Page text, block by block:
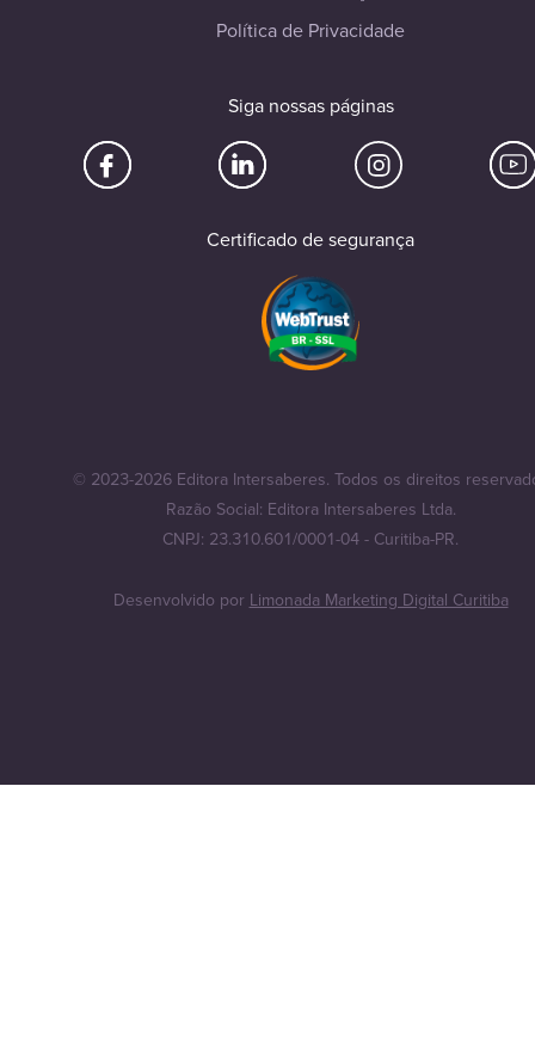
Política de Privacidade
Siga nossas páginas
Certificado de segurança
© 2023-2026 Editora Intersaberes. Todos os direitos
Razão Social: Editora Intersaberes Ltda.
CNPJ: 23.310.601/0001-04 - Curitiba-PR.
Desenvolvido porLimonada Marketing Digital Curitiba